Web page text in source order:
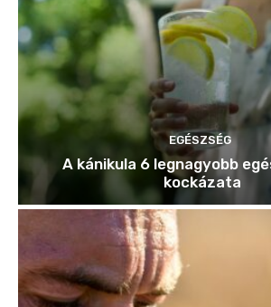
EGÉSZSÉG
A kánikula 6 legnagyobb
kockázata